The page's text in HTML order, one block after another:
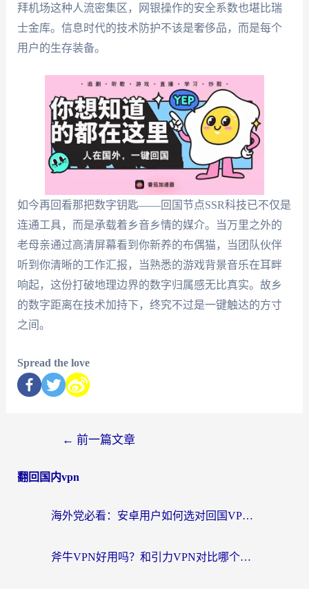
拜机场这种人流密集区，网银操作的安全系数也堪比瑞
士金库。信息时代的技术防护不该是奢侈品，而是每个
用户的生存装备。
如今再回看那把数字钥匙——回国节点SSR科技已不仅是
连通工具，而是承载着乡音乡情的媒介。当万里之外的
老母亲通过高清屏幕看到你新养的布偶猫，当团队伙伴
听到你清晰的工作汇报，当熟悉的游戏背景音乐在耳畔
响起，这份打破地理边界的数字归属感无比真实。故乡
的数字距离在技术加持下，终究不过是一键触达的方寸
之间。
Spread the love
← 前一篇文章
翻回国内vpn
海外党必看：安卓用户如何选对回国VPN？从踩坑到无缝访问的全攻略
斧牛VPN好用吗？和引力VPN对比哪个回国效果更好？海外党亲测3款加速器+避坑指南